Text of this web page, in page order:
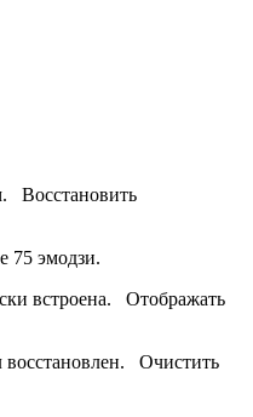
Восстановить
75 эмодзи.
встроена. Отображать
Очистить